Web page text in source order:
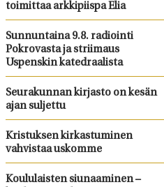
toimittaa arkkipiispa Elia
Sunnuntaina 9.8. radiointi
Pokrovasta ja striimaus
Uspenskin katedraalista
Seurakunnan kirjasto on kesän
ajan suljettu
Kristuksen kirkastuminen
vahvistaa uskomme
Koululaisten siunaaminen –